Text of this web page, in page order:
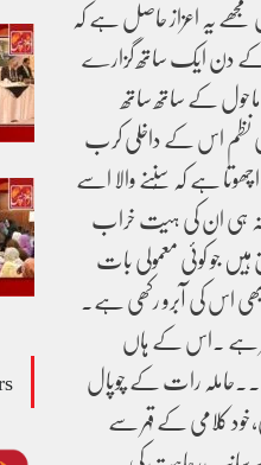
یہ اعزاز حاصل ہے کہ
کے دن ایک ساتھ گزارے
کے ساتھ ساتھ
نظم اس کے داخلی کرب
ہے کہ سُننے والا اسے
ہی ان کی ہیت خراب
جو کوئی معمولی بات
اس کی آبرو رکھی ہے۔
ہے ۔اس کے ہاں
رات کے چوپال
کلامی کے قہر سے